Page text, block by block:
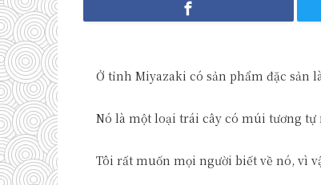
Ở tỉnh Miyazaki có sản phẩm đặc sản
Nó là một loại trái cây có múi tương
Tôi rất muốn mọi người biết về nó, vì